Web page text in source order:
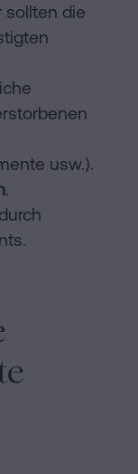
sollten die
usw.).
.
durch